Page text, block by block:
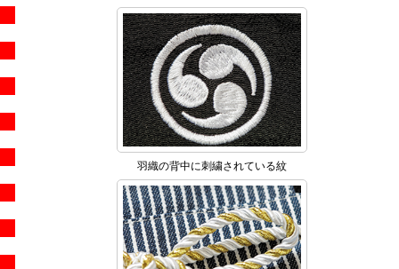
羽織の背中に刺繍されている紋